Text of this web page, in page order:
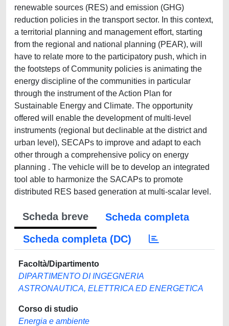
renewable sources (RES) and emission (GHG)
reduction policies in the transport sector. In this context,
a territorial planning and management effort, starting
from the regional and national planning (PEAR), will
have to relate more to the participatory push, which in
the footsteps of Community policies is animating the
energy discipline of the communities in particular
through the instrument of the Action Plan for
Sustainable Energy and Climate. The opportunity
offered will enable the development of multi-level
instruments (regional but declinable at the district and
urban level), SECAPs to improve and adapt to each
other through a comprehensive policy on energy
planning . The vehicle will be to develop an integrated
tool able to harmonize the SACAPs to promote
distributed RES based generation at multi-scalar level.
Scheda breve
Scheda completa
Scheda completa (DC)
Facoltà/Dipartimento
DIPARTIMENTO DI INGEGNERIA
ASTRONAUTICA, ELETTRICA ED ENERGETICA
Corso di studio
Energia e ambiente